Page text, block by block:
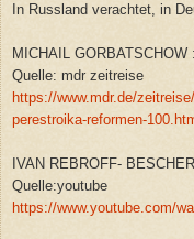
In Russland verachtet, in
MICHAIL
Quelle: mdr zeitreise
https://www.mdr.de/
perestroika-reformen-
IVAN REBROFF-
Quelle:youtube
https://www.youtube.com/